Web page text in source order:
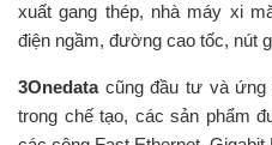
xuất gang thép, nhà máy xi
điện ngầm, đường cao tốc, nút
3Onedatacũng đầu tư và ứng
trong chế tạo, các sản phẩm